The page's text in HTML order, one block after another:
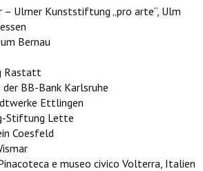
– Ulmer Kunststiftung „pro arte“, Ulm
Bernau
Rastatt
BB-Bank Karlsruhe
Ettlingen
Stiftung Lette
Coesfeld
e museo civico Volterra, Italien